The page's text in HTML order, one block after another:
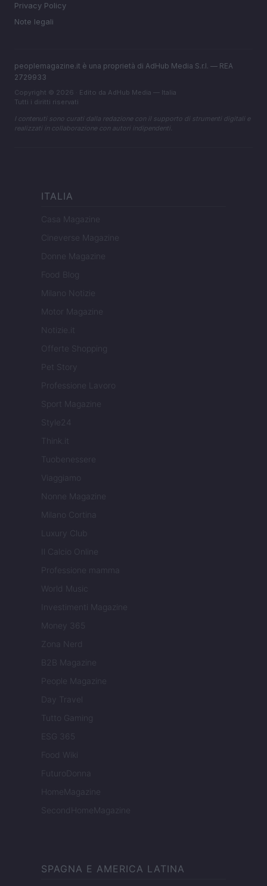
Privacy Policy
Note legali
peoplemagazine.it è una proprietà di AdHub Media S.r.l. — REA
2729933
Copyright © 2026 · Edito da AdHub Media — Italia
Tutti i diritti riservati
I contenuti sono curati dalla redazione con il supporto di strumenti digitali e
realizzati in collaborazione con autori indipendenti.
ITALIA
Casa Magazine
Cineverse Magazine
Donne Magazine
Food Blog
Milano Notizie
Motor Magazine
Notizie.it
Offerte Shopping
Pet Story
Professione Lavoro
Sport Magazine
Style24
Think.it
Tuobenessere
Viaggiamo
Nonne Magazine
Milano Cortina
Luxury Club
Il Calcio Online
Professione mamma
World Music
Investimenti Magazine
Money 365
Zona Nerd
B2B Magazine
People Magazine
Day Travel
Tutto Gaming
ESG 365
Food Wiki
FuturoDonna
HomeMagazine
SecondHomeMagazine
SPAGNA E AMERICA LATINA